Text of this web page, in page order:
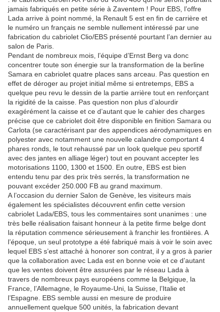
jamais fabriqués en petite série à Zaventem ! Pour EBS, l’offre
Lada arrive à point nommé, la Renault 5 est en fin de carrière et
le numéro un français ne semble nullement intéressé par une
fabrication du cabriolet Clio/EBS présenté pourtant l’an dernier au
salon de Paris.
Pendant de nombreux mois, l’équipe d’Ernst Berg va donc
concentrer toute son énergie sur la transformation de la berline
Samara en cabriolet quatre places sans arceau. Pas question en
effet de déroger au projet initial même si entretemps, EBS a
quelque peu revu le dessin de la partie arrière tout en renforçant
la rigidité de la caisse. Pas question non plus d’alourdir
exagérément la caisse et ce d’autant que le cahier des charges
précise que ce cabriolet doit être disponible en finition Samara ou
Carlota (se caractérisant par des appendices aérodynamiques en
polyester avec notamment une nouvelle calandre comportant 4
phares ronds, le tout rehaussé par un look quelque peu sportif
avec des jantes en alliage léger) tout en pouvant accepter les
motorisations 1100, 1300 et 1500. En outre, EBS est bien
entendu tenu par des prix très serrés, la transformation ne
pouvant excéder 250.000 FB au grand maximum.
A l’occasion du dernier Salon de Genève, les visiteurs mais
également les spécialistes découvrent enfin cette version
cabriolet Lada/EBS, tous les commentaires sont unanimes : une
très belle réalisation faisant honneur à la petite firme belge dont
la réputation commence sérieusement à franchir les frontières. A
l’époque, un seul prototype a été fabriqué mais à voir le soin avec
lequel EBS s’est attaché à honorer son contrat, il y a gros à parier
que la collaboration avec Lada est en bonne voie et ce d’autant
que les ventes doivent être assurées par le réseau Lada à
travers de nombreux pays européens comme la Belgique, la
France, l’Allemagne, le Royaume-Uni, la Suisse, l’Italie et
l’Espagne. EBS semble aussi en mesure de produire
annuellement quelque 500 unités, la fabrication devant